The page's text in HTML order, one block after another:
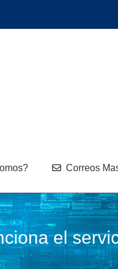
Correos
el